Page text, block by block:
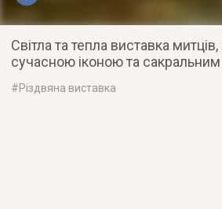
Світла та тепла виставка
сучасною іконою та
#Різдвяна виставка